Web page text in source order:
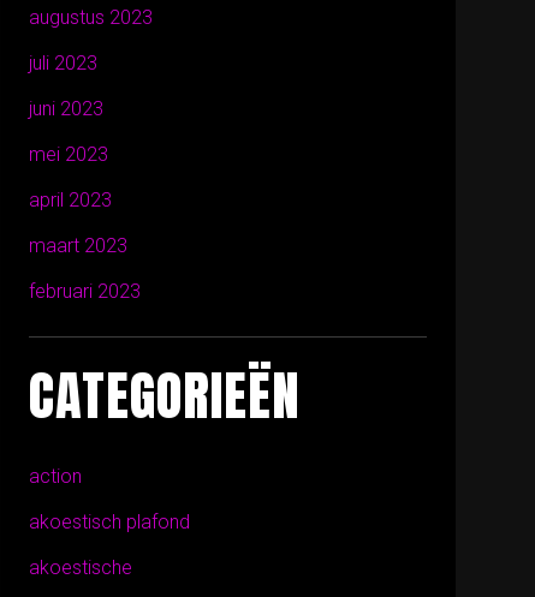
augustus 2023
juli 2023
juni 2023
mei 2023
april 2023
maart 2023
februari 2023
CATEGORIEËN
action
akoestisch plafond
akoestische